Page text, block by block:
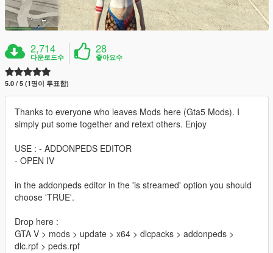
2,714
다운로드수
28
좋아요수
5.0 / 5 (1명이 투표함)
Thanks to everyone who leaves Mods here (Gta5 Mods). I
simply put some together and retext others. Enjoy
USE : - ADDONPEDS EDITOR
- OPEN IV
in the addonpeds editor in the 'is streamed' option you should
choose 'TRUE'.
Drop here :
GTA V > mods > update > x64 > dlcpacks > addonpeds >
dlc.rpf > peds.rpf